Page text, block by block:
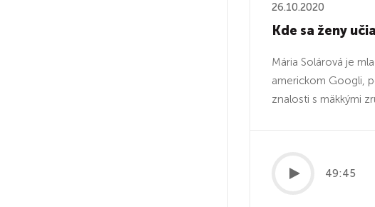
26.10.2020
Kde sa ženy
Mária Solárová je
americkom Googli,
znalosti s mäkkými
49:45